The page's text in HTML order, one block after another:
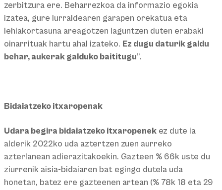
zerbitzura ere. Beharrezkoa da informazio egokia
izatea, gure lurraldearen garapen orekatua eta
lehiakortasuna areagotzen laguntzen duten erabaki
oinarrituak hartu ahal izateko. Ez dugu daturik galdu
behar, aukerak galduko baititugu”.
Bidaiatzeko itxaropenak
Udara begira bidaiatzeko itxaropenek ez dute ia
alderik 2022ko uda aztertzen zuen aurreko
azterlanean adierazitakoekin. Gazteen % 66k uste du
ziurrenik aisia-bidaiaren bat egingo dutela uda
honetan, batez ere gazteenen artean (% 78k 18 eta 29